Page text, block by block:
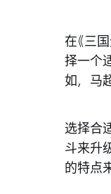
在《三
择一个
如，马
选择合
斗来升
的特点